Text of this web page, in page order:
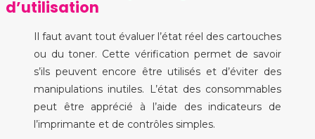
d’utilisation
Il faut avant tout évaluer l’état réel des cartouches
ou du toner. Cette vérification permet de savoir
s’ils peuvent encore être utilisés et d’éviter des
manipulations inutiles. L’état des consommables
peut être apprécié à l’aide des indicateurs de
l’imprimante et de contrôles simples.